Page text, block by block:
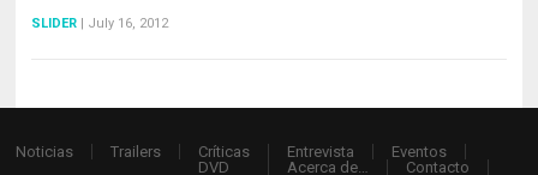
SLIDER | July 16, 2012
Noticias Trailers
Críticas
DVD
Entrevista
Eventos
Acerca de…
Contacto